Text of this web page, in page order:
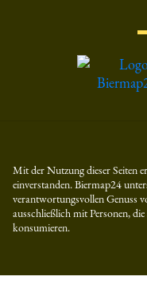
Mit der Nutzung dieser Seiten
einverstanden. Biermap24
verantwortungsvollen Genuss
ausschließlich mit Personen,
konsumieren.